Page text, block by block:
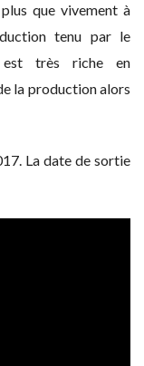
que vivement à
tenu par le
est très riche en
la production alors
La date de sortie